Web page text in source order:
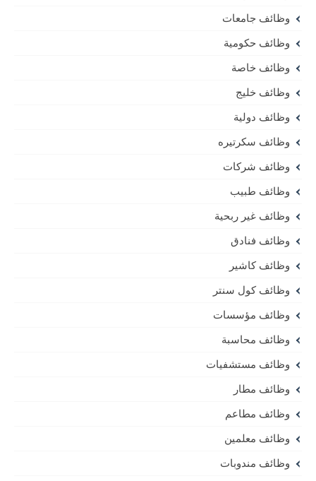
وظائف جامعات
وظائف حكومية
وظائف خاصة
وظائف خليج
وظائف دولية
وظائف سكرتيره
وظائف شركات
وظائف طبيب
وظائف غير ربحية
وظائف فنادق
وظائف كاشير
وظائف كول سنتر
وظائف مؤسسات
وظائف محاسبة
وظائف مستشفيات
وظائف مطار
وظائف مطاعم
وظائف معلمين
وظائف مندوبات